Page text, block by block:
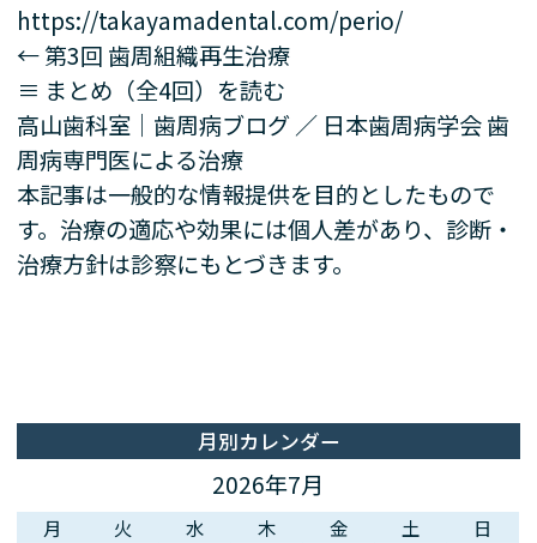
https://takayamadental.com/perio/
← 第3回 歯周組織再生治療
≡ まとめ（全4回）を読む
高山歯科室｜歯周病ブログ ／ 日本歯周病学会 歯
周病専門医による治療
本記事は一般的な情報提供を目的としたもので
す。治療の適応や効果には個人差があり、診断・
治療方針は診察にもとづきます。
月別カレンダー
2026年7月
月 火 水 木 金 土 日